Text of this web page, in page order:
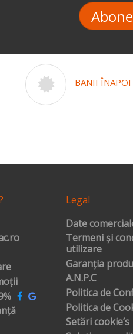
BANII
Legal
Date
Termeni și
utilizare
Garanția
A.N.P.C
Politica de
Politica de
Setări cookie’s